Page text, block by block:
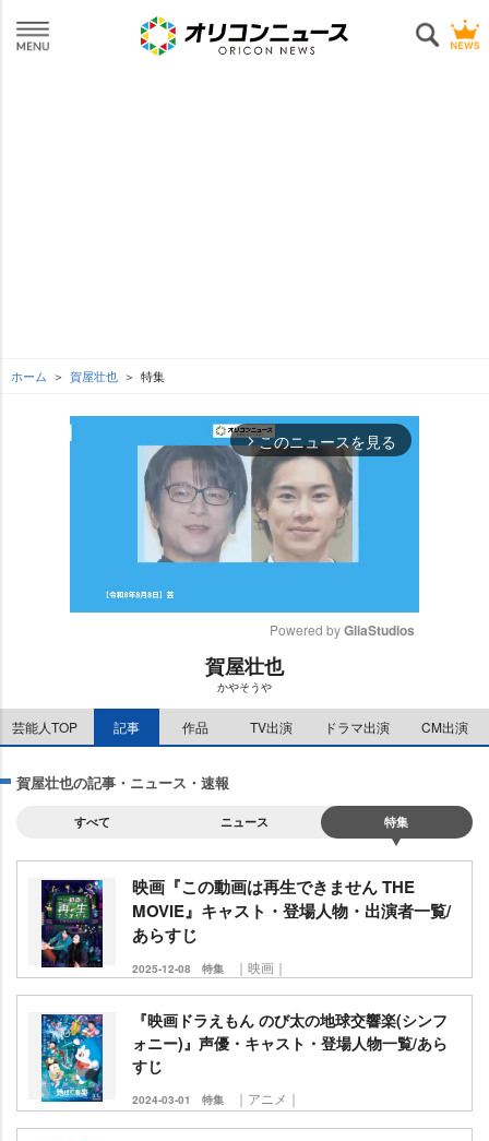
ホーム 賀屋壮也 特集
arrow_forward_ios このニュースを見る
e
Powered by GliaStudios
賀屋壮也
かやそう
芸能人TOP 記事 作品 TV出演 ドラマ出演 CM出演
賀屋壮也の記事・ニュース・速報
すべて ニュース 特集
映画『この動画は再生できません THE
MOVIE』キャスト・登場人物・出演者一覧/
あらすじ
2025-12-08 特集 ｜映画｜
『映画ドラえもん のび太の地球交響楽(シンフ
ォニー)』声優・キャスト・登場人物一覧/あら
すじ
2024-03-01 特集 ｜アニメ｜